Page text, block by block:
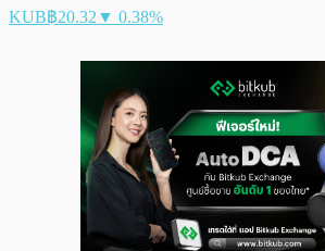
KUB฿20.32 ▼ 0.38%